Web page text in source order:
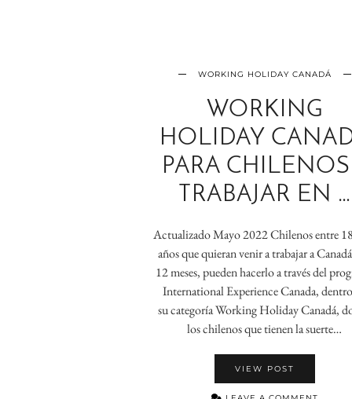
WORKING HOLIDAY CANADÁ
WORKING
HOLIDAY
PARA
TRABAJAR EN …
Actualizado Mayo 2022 Chilenos entre
años que quieran venir a trabajar a
12 meses, pueden hacerlo a través del
International Experience Canada,
su categoría Working Holiday Canadá,
los chilenos que tienen la suerte…
VIEW POST